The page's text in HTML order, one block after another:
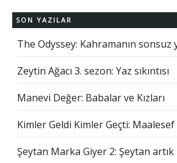
SON YAZILAR
The Odyssey: Kahramanın sonsuz
Zeytin Ağacı 3. sezon: Yaz sıkıntısı
Manevi Değer: Babalar ve Kızları
Kimler Geldi Kimler Geçti:
Şeytan Marka Giyer 2: Şeytan